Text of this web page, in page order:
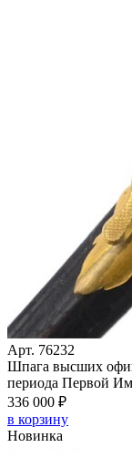
Арт. 76232
Шпага высших
периода Первой
336 000 ₽
в корзину
Новинка